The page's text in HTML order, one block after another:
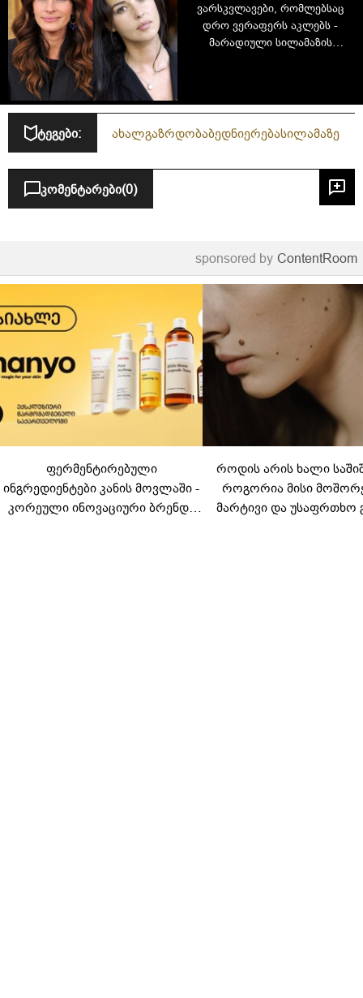
ვარსკვლავები, რომლებსაც
დრო ვერაფერს აკლებს -
მარადიული სილამაზის
ტეგები: ახალგაზრდობაბედნიერებასილამაზე
კომენტარები(0)
sponsored by ContentRoom
ფერმენტირებული
ინგრედიენტები კანის მოვლაში -
კორეული ინოვაციური ბრენდი
როდის არის ხალი
როგორია მისი
მარტივი და უსაფრთხო